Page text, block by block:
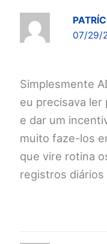
07/29/
Simplesmente
eu precisava ler
e dar um
muito faze-los
que vire rotina
registros diários